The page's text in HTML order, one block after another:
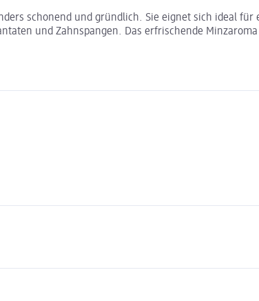
schonend und gründlich. Sie eignet sich ideal
und Zahnspangen. Das erfrischende